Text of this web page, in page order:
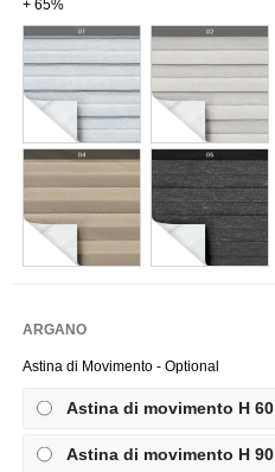
+ 65%
ARGANO
Astina di Movimento - Optional
Astina di movimento H 60
Astina di movimento H 90